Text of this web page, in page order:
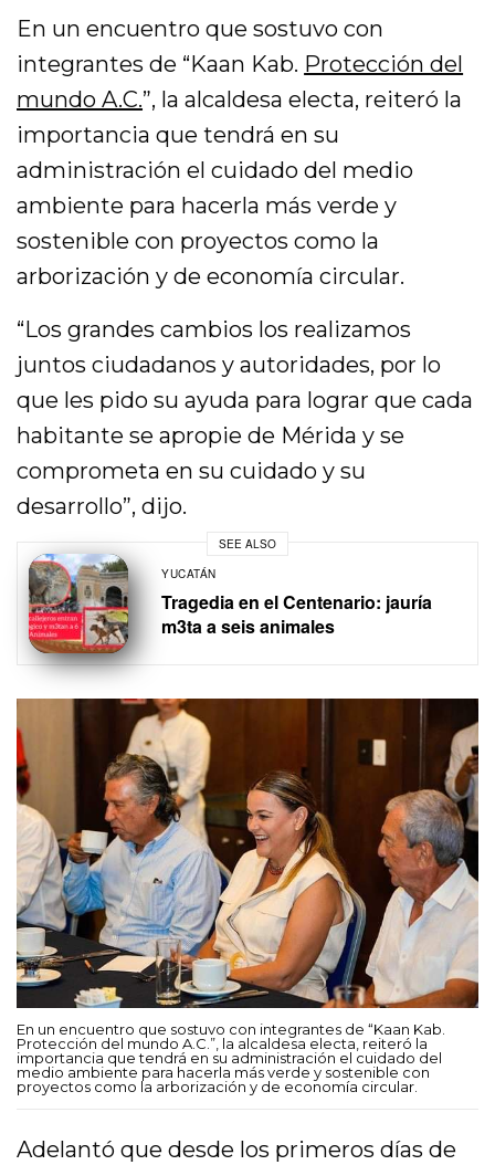
En un encuentro que sostuvo con
integrantes de “Kaan Kab. Protección del
mundo A.C.”, la alcaldesa electa, reiteró la
importancia que tendrá en su
administración el cuidado del medio
ambiente para hacerla más verde y
sostenible con proyectos como la
arborización y de economía circular.
“Los grandes cambios los realizamos
juntos ciudadanos y autoridades, por lo
que les pido su ayuda para lograr que cada
habitante se apropie de Mérida y se
comprometa en su cuidado y su
desarrollo”, dijo.
SEE ALSO
YUCATÁN
Tragedia en el Centenario: jauría
m3ta a seis animales
En un encuentro que sostuvo con integrantes de “Kaan Kab.
Protección del mundo A.C.”, la alcaldesa electa, reiteró la
importancia que tendrá en su administración el cuidado del
medio ambiente para hacerla más verde y sostenible con
proyectos como la arborización y de economía circular.
Adelantó que desde los primeros días de